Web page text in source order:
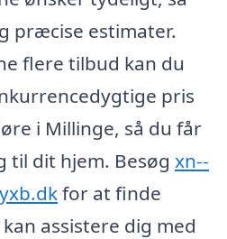
præcise estimater.
flere tilbud kan du
pris
i Millinge, så du får
til dit hjem. Besøg xn--
for at finde
assistere dig med